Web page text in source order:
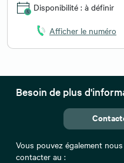
Disponibilité : à définir
Afficher le numéro
Besoin de plus
Vous pouvez également nous
contacter au :